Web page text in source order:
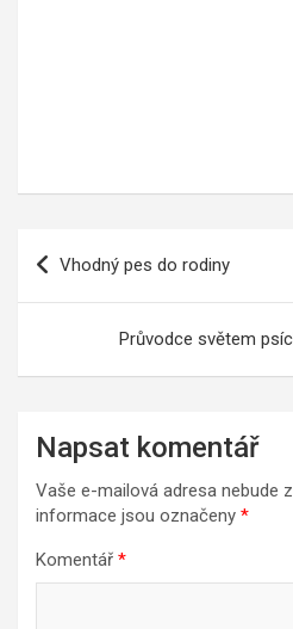
Navigace
pro
příspěvek
Vhodný pes do rodiny
Průvodce světem
Napsat komentář
Vaše e-mailová adresa nebude
informace jsou označeny *
Komentář *